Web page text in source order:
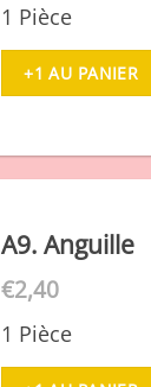
1 Pièce
+1 AU PANIER
A9. Anguille
€2,40
1 Pièce